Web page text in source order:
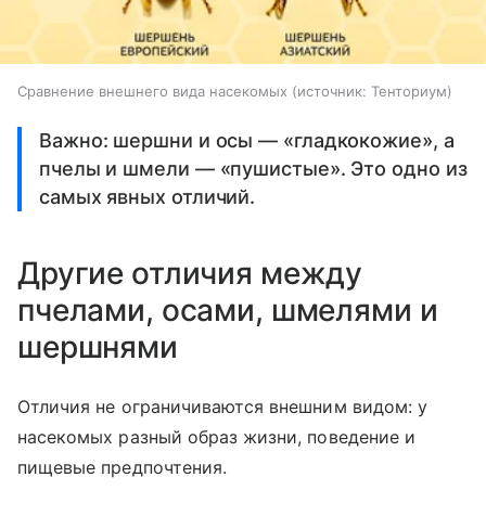
Сравнение внешнего вида насекомых источник: Тенториум
Важно: шершни и осы — «гладкокожие», а
пчелы и шмели — «пушистые». Это одно из
самых явных отличий.
Другие отличия между
пчелами, осами, шмелями и
шершнями
Отличия не ограничиваются внешним видом: у
насекомых разный образ жизни, поведение и
пищевые предпочтения.